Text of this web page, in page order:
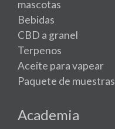
mascotas
Bebidas
CBD a granel
Terpenos
Aceite para vapear
Paquete de muestras
Academia